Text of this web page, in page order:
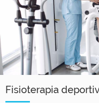
Fisioterapia